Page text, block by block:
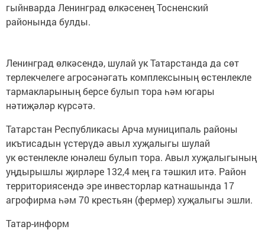
гыйнварда Ленинград өлкәсенең Тосненский
районында булды.
Ленинград өлкәсендә, шулай ук Татарстанда да сөт
терлекчелеге агросәнәгать комплексының өстенлекле
тармакларының берсе булып тора һәм югары
нәтиҗәләр күрсәтә.
Татарстан Республикасы Арча муниципаль районы
икътисадын үстерүдә авыл хуҗалыгы шулай
ук өстенлекле юнәлеш булып тора. Авыл хуҗалыгының
уңдырышлы җирләре 132,4 мең га тәшкил итә. Район
территориясендә эре инвесторлар катнашында 17
агрофирма һәм 70 крестьян (фермер) хуҗалыгы эшли.
Татар-информ